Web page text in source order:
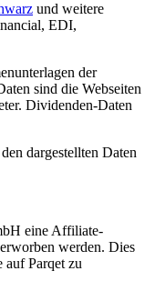
und weitere
EDI,
der
sind die Webseiten
Dividenden-Daten
dargestellten Daten
eine Affiliate-
werden. Dies
auf Parqet zu